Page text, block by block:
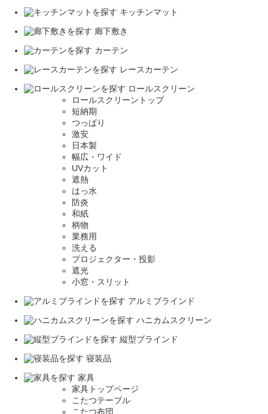
キッチンマット
廊下敷き
カーテン
レースカーテン
ロールスクリーン
ロールスクリーントップ
短納期
つっぱり
激安
日本製
幅広・ワイド
UVカット
遮熱
はっ水
防炎
和紙
柄物
業務用
洗える
プロジェクター・投影
遮光
小窓・スリット
アルミブラインド
ハニカムスクリーン
縦型ブラインド
寝装品
家具
家具トップページ
こたつテーブル
こたつ布団